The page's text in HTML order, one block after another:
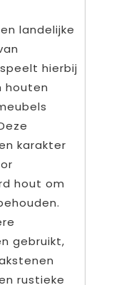
landelijke
hierbij
houten
karakter
hout om
gebruikt,
rustieke